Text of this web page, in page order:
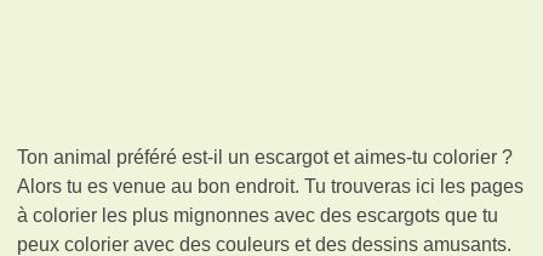
Ton animal préféré est-il un escargot et aimes-tu colorier ?
Alors tu es venue au bon endroit. Tu trouveras ici les pages
à colorier les plus mignonnes avec des escargots que tu
peux colorier avec des couleurs et des dessins amusants.